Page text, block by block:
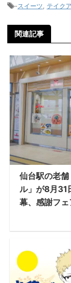
-スイーツ, テイク
関連記事
仙台駅の老
ル」が8月
幕、感謝フェ